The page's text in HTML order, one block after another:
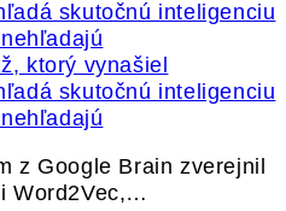
ktorý vynašiel
skutočnú inteligenciu
z Google Brain zverejnil
Word2Vec,…